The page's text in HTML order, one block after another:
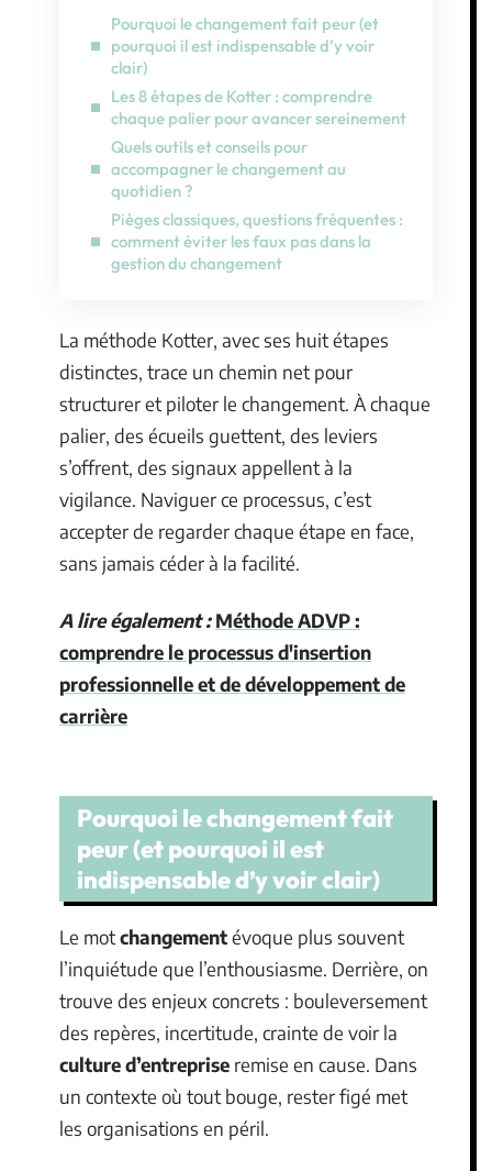
Pourquoi le changement fait peur (et
pourquoi il est indispensable d’y voir
clair)
Les 8 étapes de Kotter : comprendre
chaque palier pour avancer sereinement
Quels outils et conseils pour
accompagner le changement au
quotidien ?
Pièges classiques, questions fréquentes :
comment éviter les faux pas dans la
gestion du changement
La méthode Kotter, avec ses huit étapes
distinctes, trace un chemin net pour
structurer et piloter le changement. À chaque
palier, des écueils guettent, des leviers
s’offrent, des signaux appellent à la
vigilance. Naviguer ce processus, c’est
accepter de regarder chaque étape en face,
sans jamais céder à la facilité.
A lire également : Méthode ADVP :
comprendre le processus d'insertion
professionnelle et de développement de
carrière
Pourquoi le changement fait
peur (et pourquoi il est
indispensable d’y voir clair)
Le motchangementévoque plus souvent
l’inquiétude que l’enthousiasme. Derrière, on
trouve des enjeux concrets : bouleversement
des repères, incertitude, crainte de voir la
culture d’entreprise remise en cause. Dans
un contexte où tout bouge, rester figé met
les organisations en péril.